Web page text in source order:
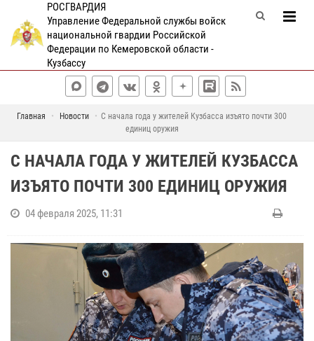
РОСГВАРДИЯ
Управление Федеральной службы войск
национальной гвардии Российской
Федерации по Кемеровской области -
Кузбассу
Главная Новости
С начала года у жителей Кузбасса изъято почти 300
единиц оружия
С НАЧАЛА ГОДА У ЖИТЕЛЕЙ КУЗБАССА
ИЗЪЯТО ПОЧТИ 300 ЕДИНИЦ ОРУЖИЯ
04 февраля 2025, 11:31